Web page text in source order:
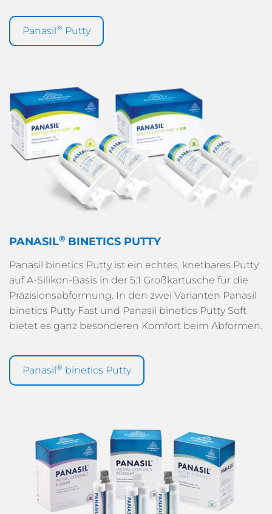
Panasil ® Putty
PANASIL® BINETICS PUTTY
Panasil binetics Putty ist ein echtes, knetbares Putty
auf A-Silikon-Basis in der 5:1 Großkartusche für die
Präzisionsabformung. In den zwei Varianten Panasil
binetics Putty Fast und Panasil binetics Putty Soft
bietet es ganz besonderen Komfort beim Abformen.
Panasil ® binetics Putty